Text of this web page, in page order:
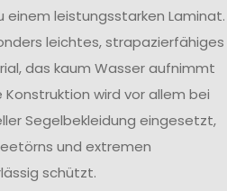
einem leistungsstarken Laminat.
leichtes, strapazierfähiges
das kaum Wasser aufnimmt
wird vor allem bei
Segelbekleidung eingesetzt,
und extremen
schützt.